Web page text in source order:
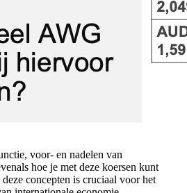
voor- en nadelen van
hoe je met deze koersen kunt
concepten is cruciaal voor het